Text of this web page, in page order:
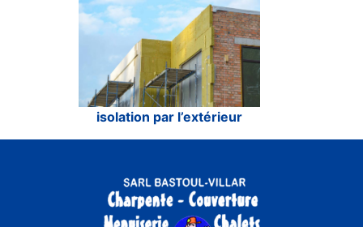
isolation par l’extérieur